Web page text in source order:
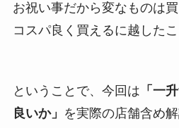
お祝い事だから変なものは
コスパ良く買えるに越した
ということで、今回は 「一
良いか」 を実際の店舗含め解